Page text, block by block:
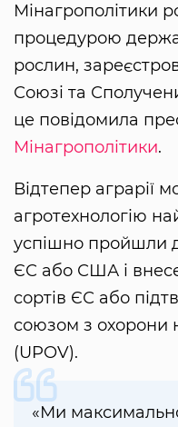
Мінагрополітики
процедурою
рослин,
Союзі та
це повідомила
Мінагрополітики.
Відтепер аграрії
агротехнологію
успішно пройшли
ЄС або США і
сортів ЄС або
союзом з охорони
(UPOV).
«Ми